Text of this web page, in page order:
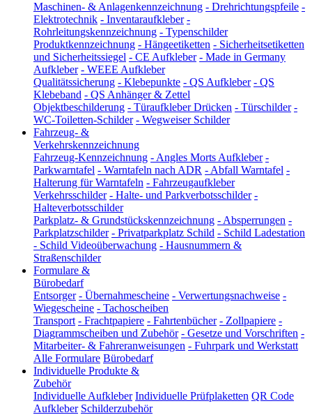
Maschinen- & Anlagenkennzeichnung - Drehrichtungspfeile -
Elektrotechnik - Inventaraufkleber -
Rohrleitungskennzeichnung - Typenschilder
Produktkennzeichnung - Hängeetiketten - Sicherheitsetiketten
und Sicherheitssiegel - CE Aufkleber - Made in Germany
Aufkleber - WEEE Aufkleber
Qualitätssicherung - Klebepunkte - QS Aufkleber - QS
Klebeband - QS Anhänger & Zettel
Objektbeschilderung - Türaufkleber Drücken - Türschilder -
WC-Toiletten-Schilder - Wegweiser Schilder
Fahrzeug- &
Verkehrskennzeichnung
Fahrzeug-Kennzeichnung - Angles Morts Aufkleber -
Parkwarntafel - Warntafeln nach ADR - Abfall Warntafel -
Halterung für Warntafeln - Fahrzeugaufkleber
Verkehrsschilder - Halte- und Parkverbotsschilder -
Halteverbotsschilder
Parkplatz- & Grundstückskennzeichnung - Absperrungen -
Parkplatzschilder - Privatparkplatz Schild - Schild Ladestation
- Schild Videoüberwachung - Hausnummern &
Straßenschilder
Formulare &
Bürobedarf
Entsorger - Übernahmescheine - Verwertungsnachweise -
Wiegescheine - Tachoscheiben
Transport - Frachtpapiere - Fahrtenbücher - Zollpapiere -
Diagrammscheiben und Zubehör - Gesetze und Vorschriften -
Mitarbeiter- & Fahreranweisungen - Fuhrpark und Werkstatt
Alle Formulare Bürobedarf
Individuelle Produkte &
Zubehör
Individuelle Aufkleber Individuelle Prüfplaketten QR Code
Aufkleber Schilderzubehör